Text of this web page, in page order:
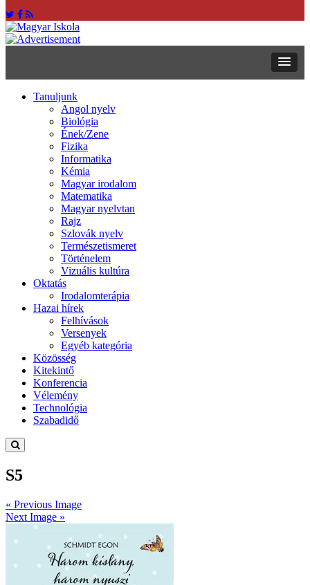
Tanuljunk
Angol nyelv
Biológia
Ének/Zene
Fizika
Informatika
Kémia
Magyar irodalom
Matematika
Magyar nyelvtan
Rajz
Szlovák nyelv
Természetismeret
Történelem
Vizuális kultúra
Oktatás
Irodalomterápia
Hazai hírek
Felhívások
Versenyek
Egyéb kategória
Közösség
Kitekintő
Konferencia
Vélemény
Technológia
Szabadidő
S5
« Previous Image
Next Image »